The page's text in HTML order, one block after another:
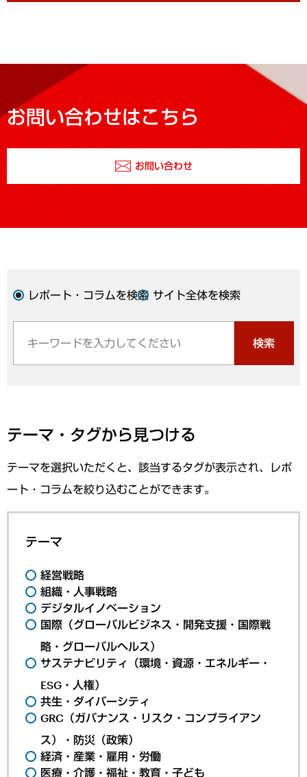
お問い合わせはこちら
お問い合わせ
レポート・コラムを検索 サイト全体を検索
検索
テーマ・タグから見つける
テーマを選択いただくと、該当するタグが表示され、レポ
ート・コラムを絞り込むことができます。
テーマ
経営戦略
組織・人事戦略
デジタルイノベーション
国際（グローバルビジネス・開発支援・国際戦
略・グローバルヘルス）
サステナビリティ（環境・資源・エネルギー・
ESG・人権）
共生・ダイバーシティ
GRC（ガバナンス・リスク・コンプライアン
ス）・防災（政策）
経済・産業・雇用・労働
医療・介護・福祉・教育・子ども